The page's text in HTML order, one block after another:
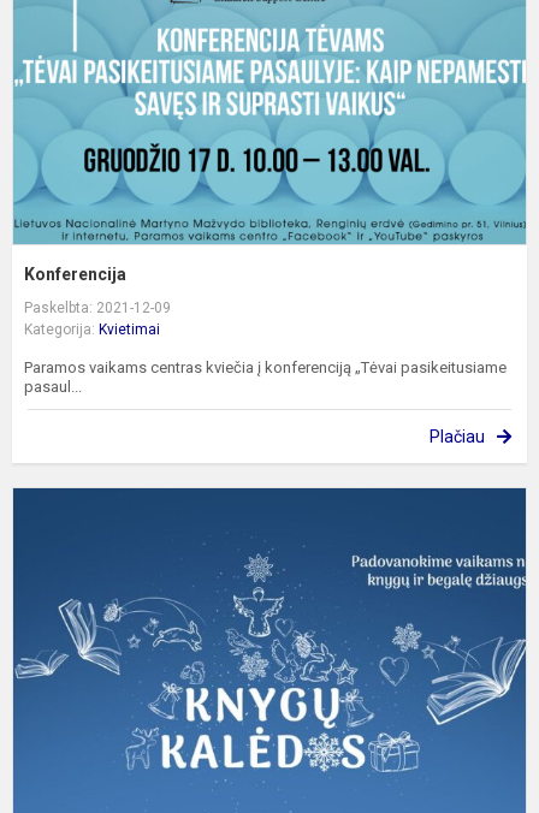
Konferencija
Paskelbta: 2021-12-09
Kategorija: Kvietimai
Paramos vaikams centras kviečia į konferenciją „Tėvai pasikeitusiame
pasaul...
Plačiau